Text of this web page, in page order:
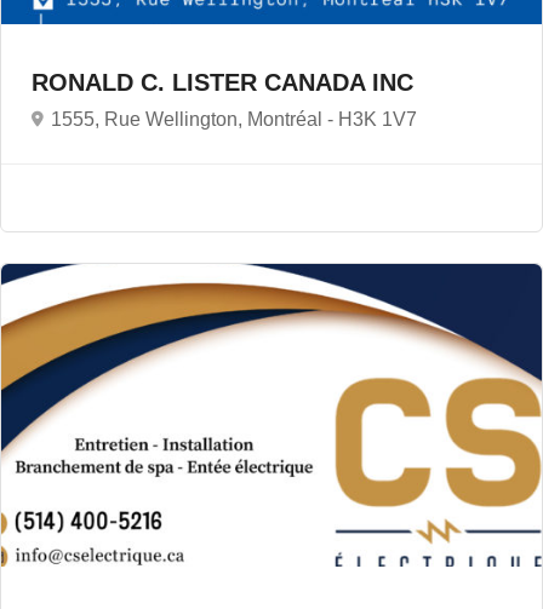
RONALD C. LISTER CANADA INC
1555, Rue Wellington, Montréal - H3K 1V7